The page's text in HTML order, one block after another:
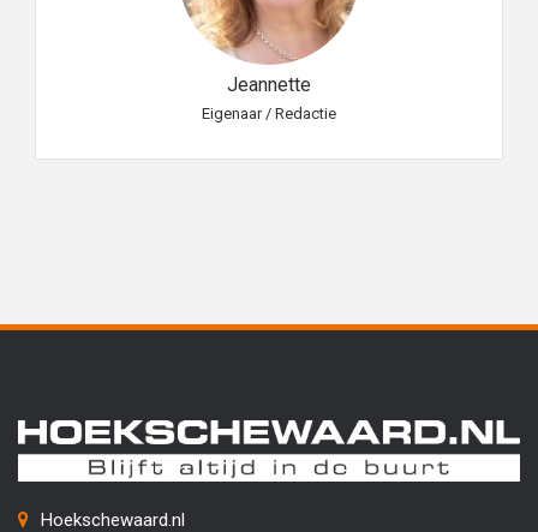
Jeannette
Eigenaar / Redactie
Hoekschewaard.nl